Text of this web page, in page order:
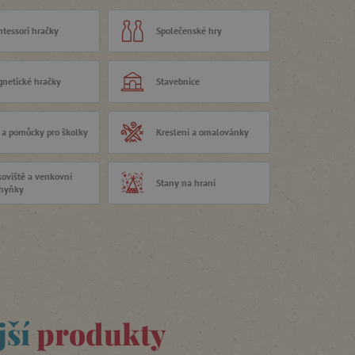
hračky Společenské hry
hračky Stavebnice
a pomůcky pro školky Kreslení a omalovánky
a venkovní
Stany na hraní
produkty